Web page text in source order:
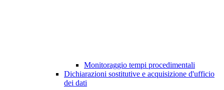
Monitoraggio tempi procedimentali
Dichiarazioni sostitutive e acquisizione d'ufficio
dei dati